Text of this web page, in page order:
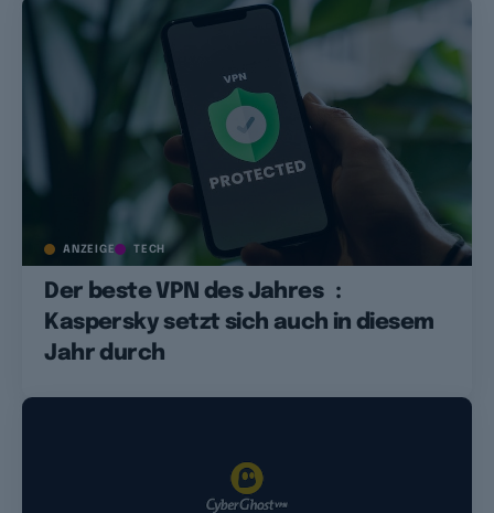
ANZEIGE TECH
Der beste VPN des Jahres :
Kaspersky setzt sich auch in diesem
Jahr durch